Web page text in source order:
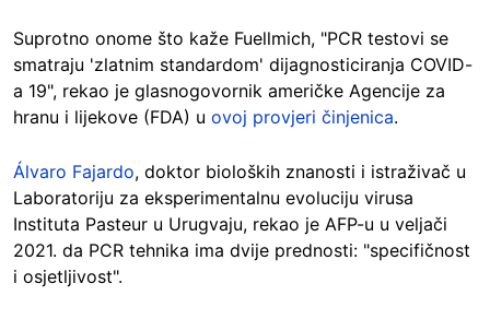
Suprotno onome što kaže Fuellmich, "PCR testovi se
smatraju 'zlatnim standardom' dijagnosticiranja COVID-
a 19", rekao je glasnogovornik američke Agencije za
hranu i lijekove (FDA) u ovoj provjeri činjenica.
Álvaro Fajardo, doktor bioloških znanosti i istraživač u
Laboratoriju za eksperimentalnu evoluciju virusa
Instituta Pasteur u Urugvaju, rekao je AFP-u u veljači
2021. da PCR tehnika ima dvije prednosti: "specifičnost
i osjetljivost".